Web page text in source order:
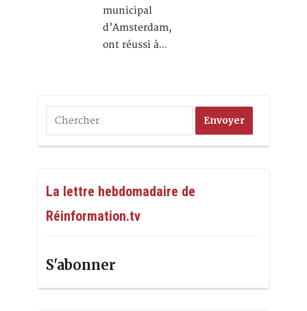
municipal
d’Amsterdam,
ont réussi à…
La lettre hebdomadaire de
Réinformation.tv
S'abonner